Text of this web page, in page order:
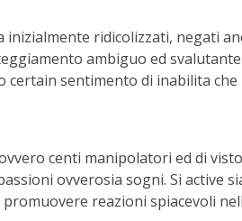
ridicolizzati, negati
ambiguo ed
sentimento di inabilita
centi manipolatori ed di
ovverosia sogni. Si active
reazioni spiacevoli